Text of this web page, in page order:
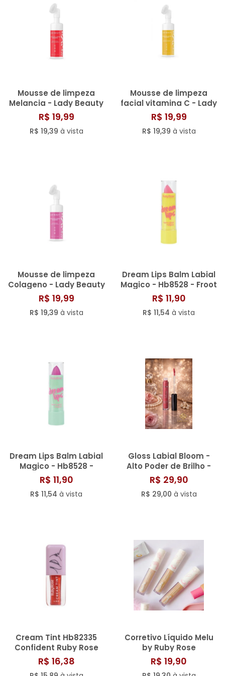
Mousse de limpeza
Melancia - Lady Beauty
R$ 19,99
R$ 19,39 à vista
Mousse de limpeza
facial vitamina C - Lady
Beauty
R$ 19,99
R$ 19,39 à vista
Mousse de limpeza
Colageno - Lady Beauty
R$ 19,99
R$ 19,39 à vista
Dream Lips Balm Labial
Magico - Hb8528 - Froot
Kiss - Ruby Rose
R$ 11,90
R$ 11,54 à vista
Dream Lips Balm Labial
Magico - Hb8528 -
Strawberry Week - Ruby
Rose
R$ 11,90
R$ 11,54 à vista
Gloss Labial Bloom -
Alto Poder de Brilho -
Catharine Hill
R$ 29,90
R$ 29,00 à vista
Cream Tint Hb82335
Confident Ruby Rose
R$ 16,38
Corretivo Líquido Melu
by Ruby Rose
R$ 19,90